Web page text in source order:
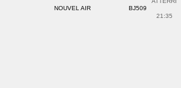
NOUVEL AIR BJ509
21:35